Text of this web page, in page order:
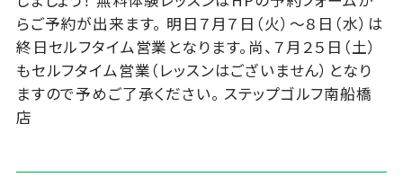
らご予約が出来ます。 明日７月７日（火）～８日（水）は
終日セルフタイム営業となります。尚、７月２５日（土）
もセルフタイム営業（レッスンはございません）となり
ますので予めご了承ください。 ステップゴルフ南船橋
店